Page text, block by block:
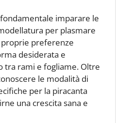
imparare le
per plasmare
proprie preferenze
desiderata e
tra rami e fogliame. Oltre
le modalità di
per la piracanta
una crescita sana e